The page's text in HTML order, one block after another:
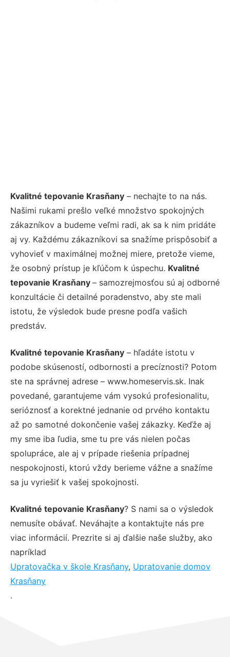
Kvalitné tepovanie Krasňany – nechajte to na nás.
Našimi rukami prešlo veľké množstvo spokojných
zákazníkov a budeme veľmi radi, ak sa k nim pridáte
aj vy. Každému zákazníkovi sa snažíme prispôsobiť a
vyhovieť v maximálnej možnej miere, pretože vieme,
že osobný prístup je kľúčom k úspechu. Kvalitné
tepovanie Krasňany – samozrejmosťou sú aj odborné
konzultácie či detailné poradenstvo, aby ste mali
istotu, že výsledok bude presne podľa vašich
predstáv.
Kvalitné tepovanie Krasňany – hľadáte istotu v
podobe skúseností, odbornosti a precíznosti? Potom
ste na správnej adrese – www.homeservis.sk. Inak
povedané, garantujeme vám vysokú profesionalitu,
serióznosť a korektné jednanie od prvého kontaktu
až po samotné dokončenie vašej zákazky. Keďže aj
my sme iba ľudia, sme tu pre vás nielen počas
spolupráce, ale aj v prípade riešenia prípadnej
nespokojnosti, ktorú vždy berieme vážne a snažíme
sa ju vyriešiť k vašej spokojnosti.
Kvalitné tepovanie Krasňany? S nami sa o výsledok
nemusíte obávať. Neváhajte a kontaktujte nás pre
viac informácií. Prezrite si aj ďalšie naše služby, ako
napríklad
Upratovačka v škole Krasňany, Upratovanie domov
Krasňany
.